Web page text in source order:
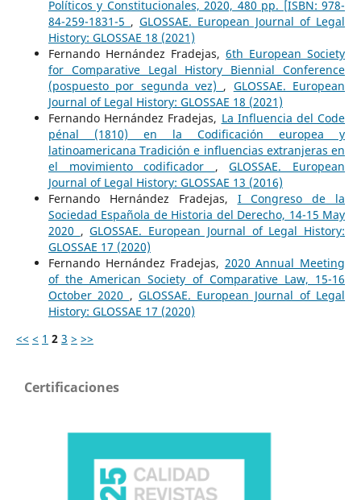
Políticos y Constitucionales, 2020, 480 pp. [ISBN: 978-
84-259-1831-5 , GLOSSAE. European Journal of Legal
History: GLOSSAE 18 (2021)
Fernando Hernández Fradejas,6th European Society
for Comparative Legal History Biennial Conference
(pospuesto por segunda vez) , GLOSSAE. European
Journal of Legal History: GLOSSAE 18 (2021)
Fernando Hernández Fradejas, La Influencia del Code
pénal (1810) en la Codificación europea y
latinoamericana Tradición e influencias extranjeras en
el movimiento codificador ,GLOSSAE. European
Journal of Legal History: GLOSSAE 13 (2016)
Fernando Hernández Fradejas, I Congreso de la
Sociedad Española de Historia del Derecho, 14-15 May
2020 ,GLOSSAE. European Journal of Legal History:
GLOSSAE 17 (2020)
Fernando Hernández Fradejas, 2020 Annual Meeting
of the American Society of Comparative Law, 15-16
October 2020 , GLOSSAE. European Journal of Legal
History: GLOSSAE 17 (2020)
<< < 1 2 3 > >>
Certificaciones